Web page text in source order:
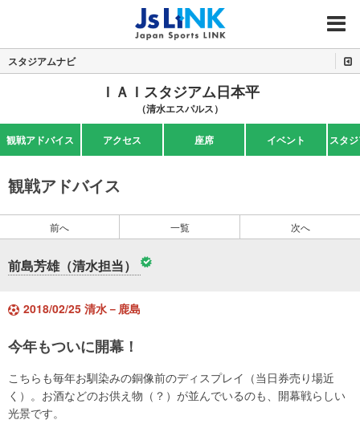
MENU
スタジアムナビ
ＩＡＩスタジアム日本平
（清水エスパルス）
観戦アドバイス アクセス 座席 イベント スタ
観戦アドバイス
前へ 一覧 次へ
前島芳雄（清水担当）
2018/02/25 清水－鹿島
今年もついに開幕！
こちらも毎年お馴染みの銅像前のディスプレイ（当日券売り場近
く）。お酒などのお供え物（？）が並んでいるのも、開幕戦らしい
光景です。